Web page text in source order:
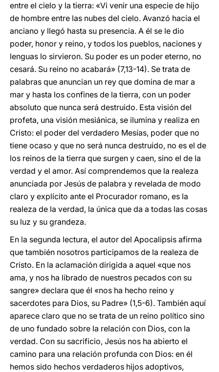
entre el cielo y la tierra: «Vi venir una especie de hijo
de hombre entre las nubes del cielo. Avanzó hacia el
anciano y llegó hasta su presencia. A él se le dio
poder, honor y reino, y todos los pueblos, naciones y
lenguas lo sirvieron. Su poder es un poder eterno, no
cesará. Su reino no acabará» (7,13-14). Se trata de
palabras que anuncian un rey que domina de mar a
mar y hasta los confines de la tierra, con un poder
absoluto que nunca será destruido. Esta visión del
profeta, una visión mesiánica, se ilumina y realiza en
Cristo: el poder del verdadero Mesías, poder que no
tiene ocaso y que no será nunca destruido, no es el de
los reinos de la tierra que surgen y caen, sino el de la
verdad y el amor. Así comprendemos que la realeza
anunciada por Jesús de palabra y revelada de modo
claro y explícito ante el Procurador romano, es la
realeza de la verdad, la única que da a todas las cosas
su luz y su grandeza.
En la segunda lectura, el autor del Apocalipsis afirma
que también nosotros participamos de la realeza de
Cristo. En la aclamación dirigida a aquel «que nos
ama, y nos ha librado de nuestros pecados con su
sangre» declara que él «nos ha hecho reino y
sacerdotes para Dios, su Padre» (1,5-6). También aquí
aparece claro que no se trata de un reino político sino
de uno fundado sobre la relación con Dios, con la
verdad. Con su sacrificio, Jesús nos ha abierto el
camino para una relación profunda con Dios: en él
hemos sido hechos verdaderos hijos adoptivos,